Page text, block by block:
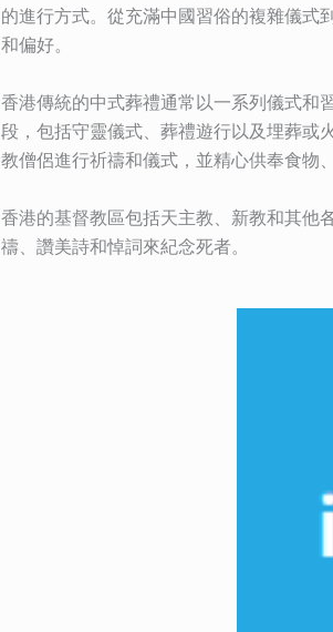
的進行方式。從充滿中國習俗的複雜儀式
和偏好。
香港傳統的中式葬禮通常以一系列儀式和
段，包括守靈儀式、葬禮遊行以及埋葬或
教僧侶進行祈禱和儀式，並精心供奉食物
香港的基督教區包括天主教、新教和其他
禱、讚美詩和悼詞來紀念死者。